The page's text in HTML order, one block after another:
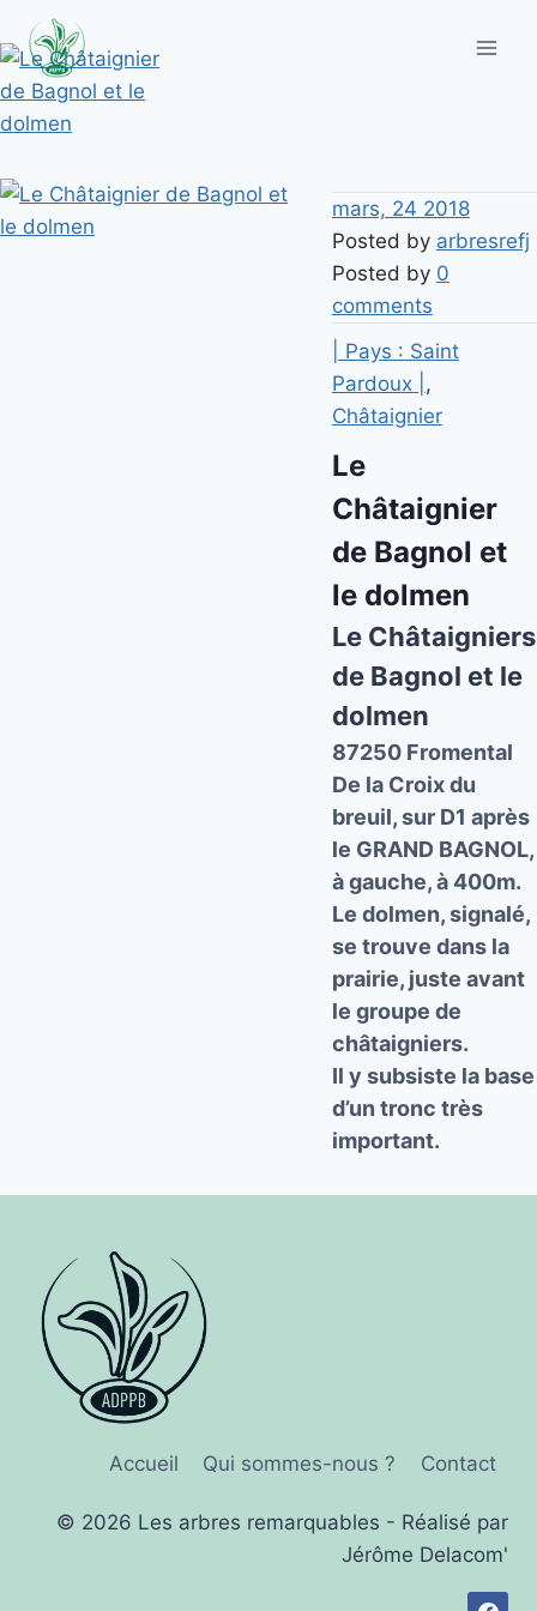
au
contenu
mars, 24 2018
Posted by arbresrefj
Posted by 0
comments
| Pays : Saint
Pardoux | ,
Châtaignier
Le
Châtaignier
de Bagnol et
le dolmen
Le Châtaigniers
de Bagnol et le
dolmen
87250 Fromental
De la Croix du
breuil, sur D1 après
le GRAND BAGNOL,
à gauche, à 400m.
Le dolmen, signalé,
se trouve dans la
prairie, juste avant
le groupe de
châtaigniers.
Il y subsiste la base
d’un tronc très
important.
Accueil Qui sommes-nous ? Contact
© 2026 Les arbres remarquables - Réalisé par
Jérôme Delacom'